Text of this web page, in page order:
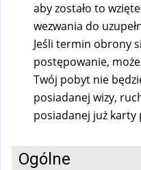
aby zostało to
wezwania do
Jeśli termin obrony
postępowanie,
Twój pobyt nie
posiadanej wizy,
posiadanej już karty
Ogólne